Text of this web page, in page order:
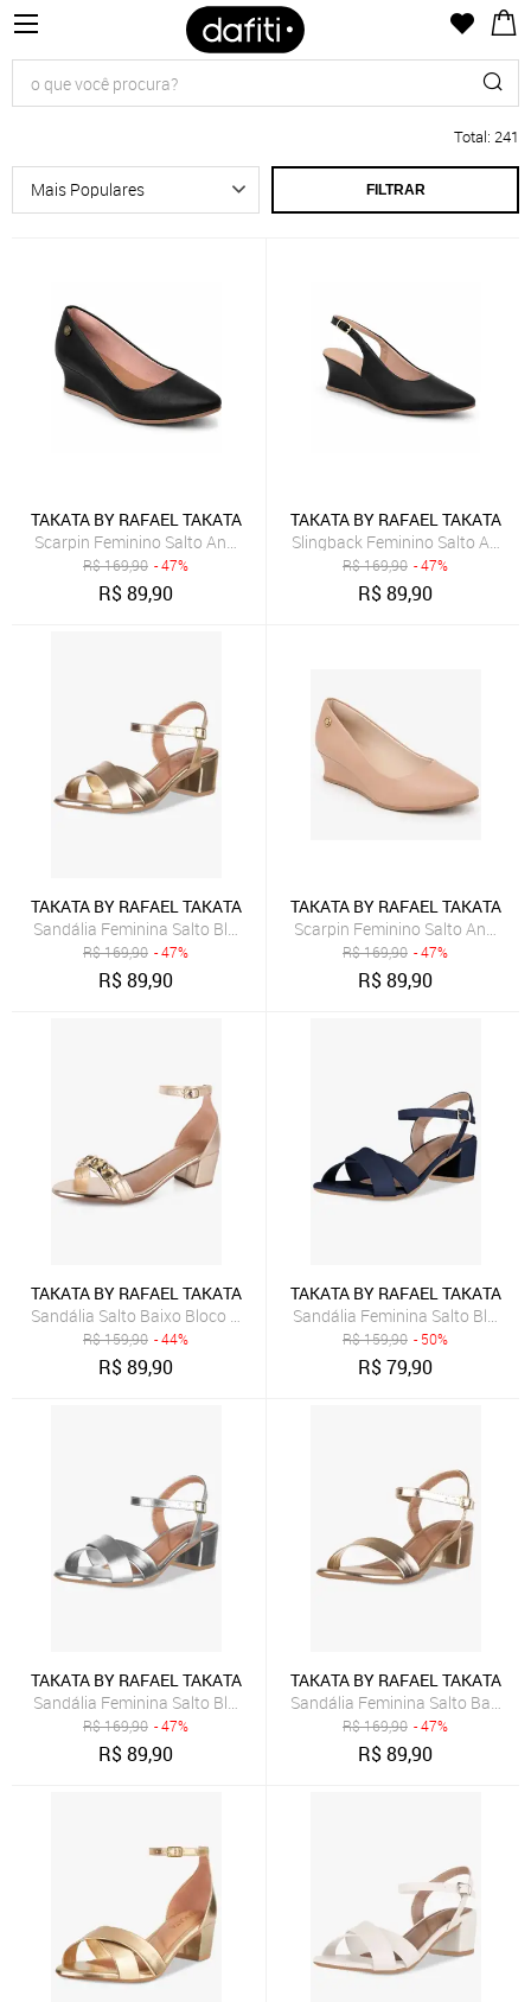
Total: 241
FILTRAR
TAKATA BY RAFAEL TAKATA
Scarpin Feminino Salto Anabela Sandália Casual Takata Preto
R$169,90 - 47%
R$89,90
TAKATA BY RAFAEL TAKATA
Slingback Feminino Salto
R$169,90 - 47%
R$89,90
TAKATA BY RAFAEL TAKATA
Sandália Feminina Salto Bloco Baixo Fivela Tiras Cruzadas
R$169,90 - 47%
R$89,90
TAKATA BY RAFAEL TAKATA
Scarpin Feminino Salto
R$169,90 - 47%
R$89,90
TAKATA BY RAFAEL TAKATA
Sandália Salto Baixo Bloco Grosso Festa Corrente Metal Takata
R$159,90 - 44%
R$89,90
TAKATA BY RAFAEL TAKATA
Sandália Feminina Salto Bloco
R$159,90 - 50%
R$79,90
TAKATA BY RAFAEL TAKATA
Sandália Feminina Salto Bloco Baixo Fivela Tiras Cruzadas
R$169,90 - 47%
R$89,90
TAKATA BY RAFAEL TAKATA
Sandália Feminina Salto Baixo
R$169,90 - 47%
R$89,90